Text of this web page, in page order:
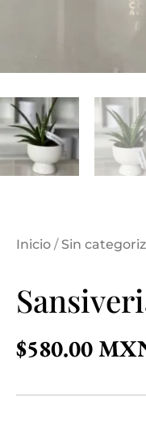
Inicio / Sin
$580.00